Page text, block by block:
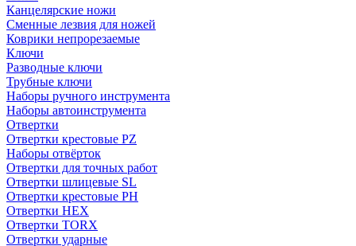
Канцелярские ножи
Сменные лезвия для ножей
Коврики непрорезаемые
Ключи
Разводные ключи
Трубные ключи
Наборы ручного инструмента
Наборы автоинструмента
Отвертки
Отвертки крестовые PZ
Наборы отвёрток
Отвертки для точных работ
Отвертки шлицевые SL
Отвертки крестовые PH
Отвертки HEX
Отвертки TORX
Отвертки ударные